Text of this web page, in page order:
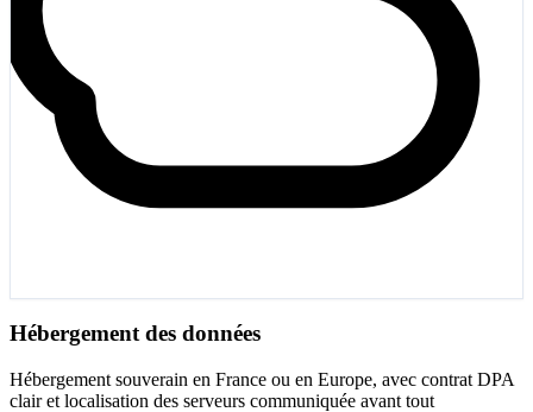
Hébergement des données
Hébergement souverain en France ou en Europe, avec contrat DPA
clair et localisation des serveurs communiquée avant tout